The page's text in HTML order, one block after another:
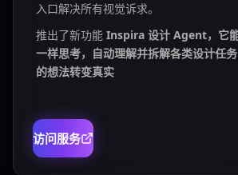
入口解决所有视觉诉求。
推出了新功能 Inspira 设计 Agent，它
一样思考，自动理解并拆解各类设计任
的想法转变真实
访问服务